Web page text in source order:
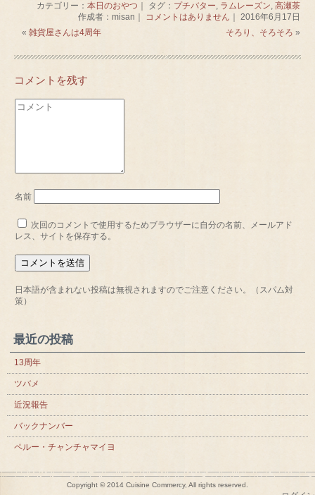
カテゴリー： 本日のおやつ ｜ タグ： プチバター, ラムレーズン, 高瀬茶
作成者：misan｜ コメントはありません ｜ 2016年6月17日
«雑貨屋さんは4周年 そろり、そろそろ »
コメントを残す
名前
次回のコメントで使用するためブラウザーに自分の名前、メールアド
レス、サイトを保存する。
日本語が含まれない投稿は無視されますのでご注意ください。（スパム対
策）
最近の投稿
13周年
ツバメ
近況報告
バックナンバー
ペルー・チャンチャマイヨ
Copyright © 2014 Cuisine Commercy, All rights reserved.